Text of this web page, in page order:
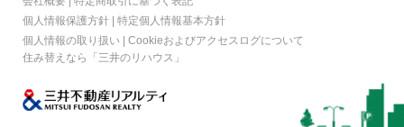
個人情報保護方針 | 特定個人情報基本方針
個人情報の取り扱い | Cookieおよびアクセスログについて
住み替えなら
「三井のリハウス」